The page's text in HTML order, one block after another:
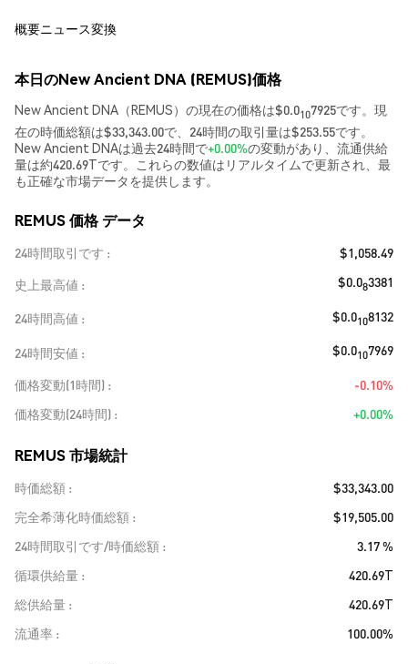
概要ニュース変換
本日のNew Ancient DNA (REMUS)価格
New Ancient DNA（REMUS）の現在の価格は$0.0107925です。現
在の時価総額は$33,343.00で、24時間の取引量は$253.55です。
New Ancient DNAは過去24時間で+0.00%の変動があり、流通供給
量は約420.69Tです。これらの数値はリアルタイムで更新され、最
も正確な市場データを提供します。
REMUS 価格 データ
24時間取引です
$1,058.49
史上最高値
$0.083381
24時間高値 $0.0108132
24時間安値 $0.0107969
価格変動(1時間)
-0.10%
価格変動(24時間)
+0.00%
REMUS 市場統計
時価総額
$33,343.00
完全希薄化時価総額
$19,505.00
24時間取引です/時価総額
3.17 %
循環供給量
420.69T
総供給量
420.69T
流通率
100.00%